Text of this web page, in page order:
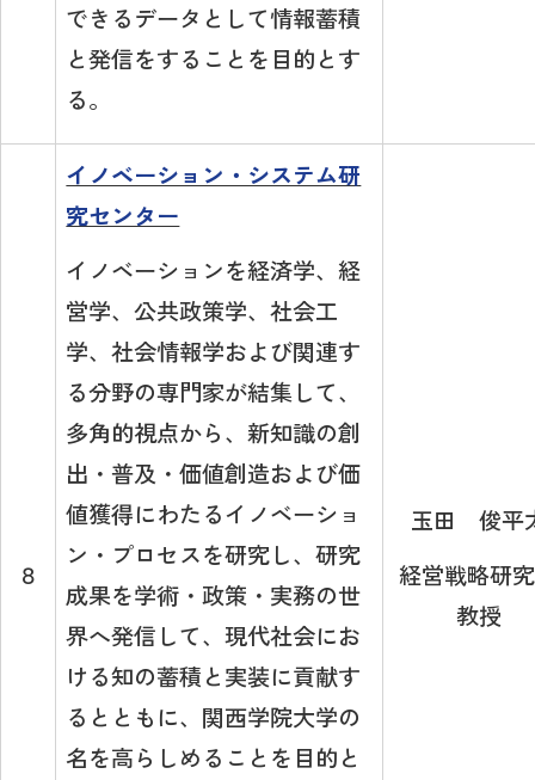
できるデータとして情報蓄積
と発信をすることを目的とす
る。
８
イノベーション・システム研
究センター
イノベーションを経済学、経
営学、公共政策学、社会工
学、社会情報学および関連す
る分野の専門家が結集して、
多角的視点から、新知識の創
出・普及・価値創造および価
値獲得にわたるイノベーショ
ン・プロセスを研究し、研究
成果を学術・政策・実務の世
界へ発信して、現代社会にお
ける知の蓄積と実装に貢献す
るとともに、関西学院大学の
名を高らしめることを目的と
玉田 俊平
経営戦略研
教授